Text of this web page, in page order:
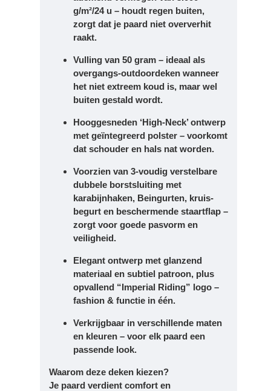
g/m²/24 u – houdt regen buiten,
zorgt dat je paard niet oververhit
raakt.
Vulling van 50 gram – ideaal als
overgangs-outdoordeken wanneer
het niet extreem koud is, maar wel
buiten gestald wordt.
Hooggesneden ‘High-Neck’ ontwerp
met geïntegreerd polster – voorkomt
dat schouder en hals nat worden.
Voorzien van 3-voudig verstelbare
dubbele borstsluiting met
karabijnhaken, Beingurten, kruis-
begurt en beschermende staartflap –
zorgt voor goede pasvorm en
veiligheid.
Elegant ontwerp met glanzend
materiaal en subtiel patroon, plus
opvallend “Imperial Riding” logo –
fashion & functie in één.
Verkrijgbaar in verschillende maten
en kleuren – voor elk paard een
passende look.
Waarom deze deken kiezen?
Je paard verdient comfort en